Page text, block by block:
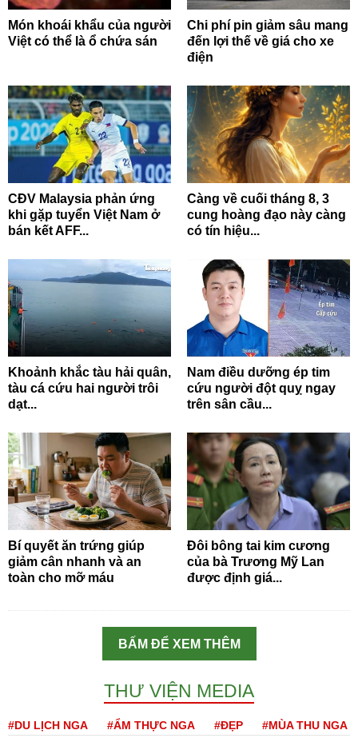
Món khoái khẩu của người
Việt có thể là ổ chứa sán
Chi phí pin giảm sâu mang
đến lợi thế về giá cho xe
điện
CĐV Malaysia phản ứng
khi gặp tuyển Việt Nam ở
bán kết AFF...
Càng về cuối tháng 8, 3
cung hoàng đạo này càng
có tín hiệu...
Khoảnh khắc tàu hải quân,
tàu cá cứu hai người trôi
dạt...
Nam điều dưỡng ép tim
cứu người đột quỵ ngay
trên sân cầu...
Bí quyết ăn trứng giúp
giảm cân nhanh và an
toàn cho mỡ máu
Đôi bông tai kim cương
của bà Trương Mỹ Lan
được định giá...
BẤM ĐỂ XEM THÊM
THƯ VIỆN MEDIA
#DU LỊCH NGA #ẨM THỰC NGA #ĐẸP #MÙA THU NGA